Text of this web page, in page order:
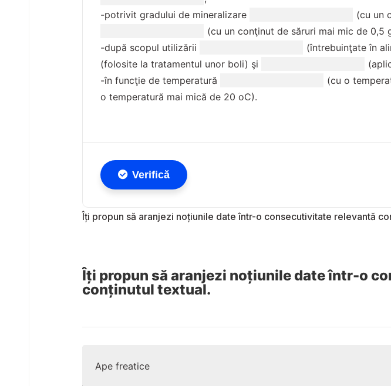
Îți propun să aranjezi noțiunile date într-o consecutivitate relevantă